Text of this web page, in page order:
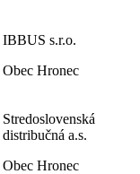
IBBUS s.r.o.
Obec Hronec
Stredoslovenská
distribučná a.s.
Obec Hronec